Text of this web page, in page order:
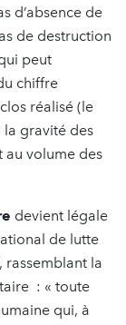
d’absence de
de destruction
peut
chiffre
réalisé (le
la gravité des
au volume des
devient légale
de lutte
rassemblant la
: « toute
qui, à